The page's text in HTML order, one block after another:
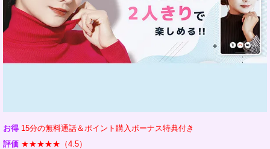
お得 15分の無料通話＆ポイント購入ボーナス特典付き
評価 ★★★★★（4.5）